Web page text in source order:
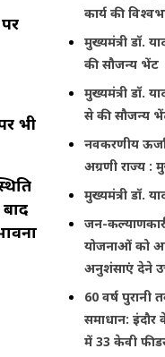
भी
कार्य की
मुख्यमंत्री डॉ.
की सौजन्य भेंट
मुख्यमंत्री डॉ.
से की सौजन्य
नवकरणीय
अग्रणी राज्य :
मुख्यमंत्री डॉ.
जन-
योजनाओं को
अनुशंसाएं देने
60 वर्ष
समाधान:
में 33 केवी